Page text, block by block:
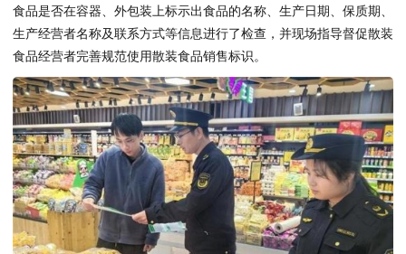
食品是否在容器、外包装上标示出食品的名称、生产日期、保质期、
生产经营者名称及联系方式等信息进行了检查，并现场指导督促散装
食品经营者完善规范使用散装食品销售标识。